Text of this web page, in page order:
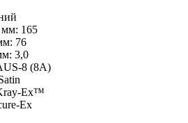
мм: 165
76
3,0
8 (8A)
Ex™
Ex